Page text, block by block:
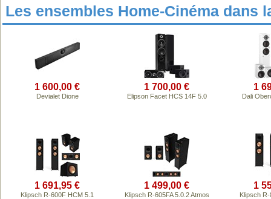
Les ensembles Home-Cinéma dans
1 600,00 €
Devialet Dione
1 700,00 €
Elipson Facet HCS 14F 5.0
1
Dali
1 691,95 €
Klipsch R-600F HCM 5.1
1 499,00 €
Klipsch R-605FA 5.0.2 Atmos
1
Klipsch